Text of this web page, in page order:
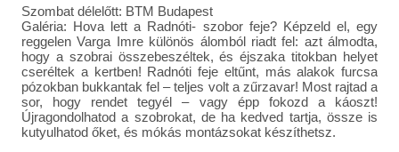
Szombat délelőtt: BTM Budapest
Galéria: Hova lett a Radnóti- szobor feje? Képzeld el, egy
reggelen Varga Imre különös álomból riadt fel: azt álmodta,
hogy a szobrai összebeszéltek, és éjszaka titokban helyet
cseréltek a kertben! Radnóti feje eltűnt, más alakok furcsa
pózokban bukkantak fel – teljes volt a zűrzavar! Most rajtad a
sor, hogy rendet tegyél – vagy épp fokozd a káoszt!
Újragondolhatod a szobrokat, de ha kedved tartja, össze is
kutyulhatod őket, és mókás montázsokat készíthetsz.